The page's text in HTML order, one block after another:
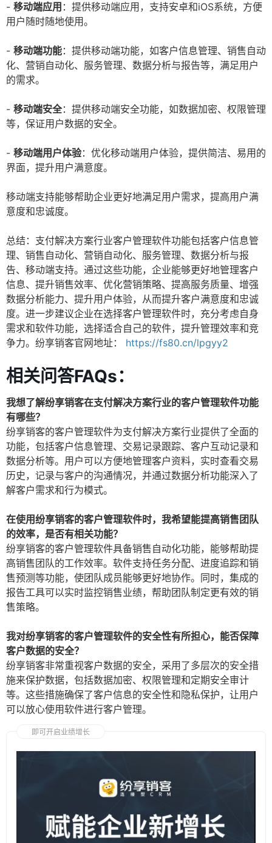
- 移动端应用 ：提供移动端应用，支持安卓和iOS系统，方便
用户随时随地使用。
- 移动端功能：提供移动端功能，如客户信息管理、销售自动
化、营销自动化、服务管理、数据分析与报告等，满足用户
的需求。
- 移动端安全：提供移动端安全功能，如数据加密、权限管理
等，保证用户数据的安全。
- 移动端用户体验：优化移动端用户体验，提供简洁、易用的
界面，提升用户满意度。
移动端支持能够帮助企业更好地满足用户需求，提高用户满
意度和忠诚度。
总结：支付解决方案行业客户管理软件功能包括客户信息管
理、销售自动化、营销自动化、服务管理、数据分析与报
告、移动端支持。通过这些功能，企业能够更好地管理客户
信息、提升销售效率、优化营销策略、提高服务质量、增强
数据分析能力、提升用户体验，从而提升客户满意度和忠诚
度。进一步建议企业在选择客户管理软件时，充分考虑自身
需求和软件功能，选择适合自己的软件，提升管理效率和竞
争力。纷享销客官网地址：
https://fs80.cn/lpgyy2
相关问答FAQs：
我想了解纷享销客在支付解决方案行业的客户管理软件功能
有哪些？
纷享销客的客户管理软件为支付解决方案行业提供了全面的
功能，包括客户信息管理、交易记录跟踪、客户互动记录和
数据分析等。用户可以方便地管理客户资料，实时查看交易
历史，记录与客户的沟通情况，并通过数据分析功能深入了
解客户需求和行为模式。
在使用纷享销客的客户管理软件时，我希望能提高销售团队
的效率，是否有相关功能？
纷享销客的客户管理软件具备销售自动化功能，能够帮助提
高销售团队的工作效率。软件支持任务分配、进度追踪和销
售预测等功能，使团队成员能够更好地协作。同时，集成的
报告工具可以实时监控销售业绩，帮助团队制定更有效的销
售策略。
我对纷享销客的客户管理软件的安全性有所担心，能否保障
客户数据的安全？
纷享销客非常重视客户数据的安全，采用了多层次的安全措
施来保护数据，包括数据加密、权限管理和定期安全审计
等。这些措施确保了客户信息的安全性和隐私保护，让用户
可以放心使用软件进行客户管理。
即可开启业绩增长